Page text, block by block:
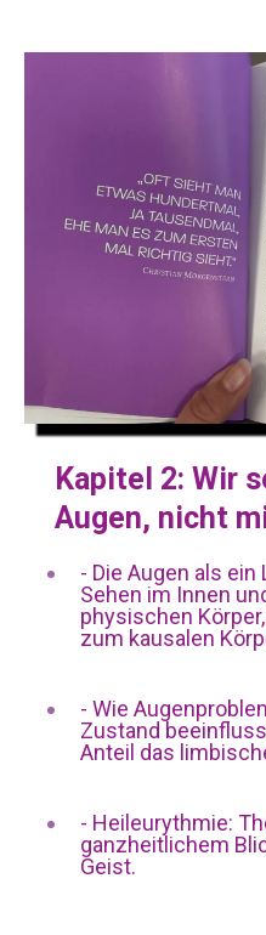
Kapitel 2: Wir
Augen, nicht
- Die Augen als
Sehen im Innen
physischen
zum kausalen
- Wie
Zustand
Anteil das
- Heileurythmie:
ganzheitlichem
Geist.